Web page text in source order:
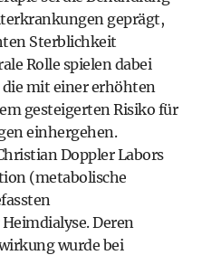
geprägt,
Sterblichkeit
Rolle spielen dabei
mit einer erhöhten
gesteigerten Risiko für
einhergehen.
Doppler Labors
(metabolische
Deren
wurde bei